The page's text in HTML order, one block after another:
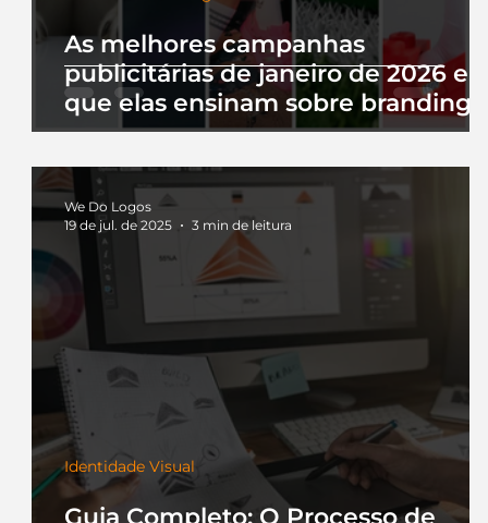
As melhores campanhas
publicitárias de janeiro de 2026 e
que elas ensinam sobre branding
Identidade Visual
We Do Logos
19 de jul. de 2025
3 min de leitura